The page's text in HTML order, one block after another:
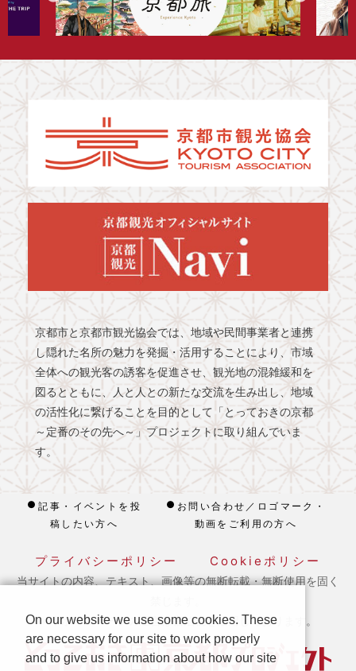
京都市と京都市観光協会では、地域や民間事業者と連携
し隠れた名所の魅力を発掘・活用することにより、市域
全体への観光客の誘客を促進させ、観光地の混雑緩和を
図るとともに、人と人との新たな交流を生み出し、地域
の活性化に繋げることを目的として「とっておきの京都
～定番のその先へ～」プロジェクトに取り組んでいま
す。
記事・イベントを投
稿したい方へ
お問い合わせ／ロゴマーク・
動画をご利用の方へ
プライバシーポリシー Cookieポリシー
当サイトの内容、テキスト、画像等の無断転載・無断使用を固く
※ 本ホームページの運営は宿泊税を活用しております。
On our website we use some cookies. These
are necessary for our site to work properly
and to give us information about how our site